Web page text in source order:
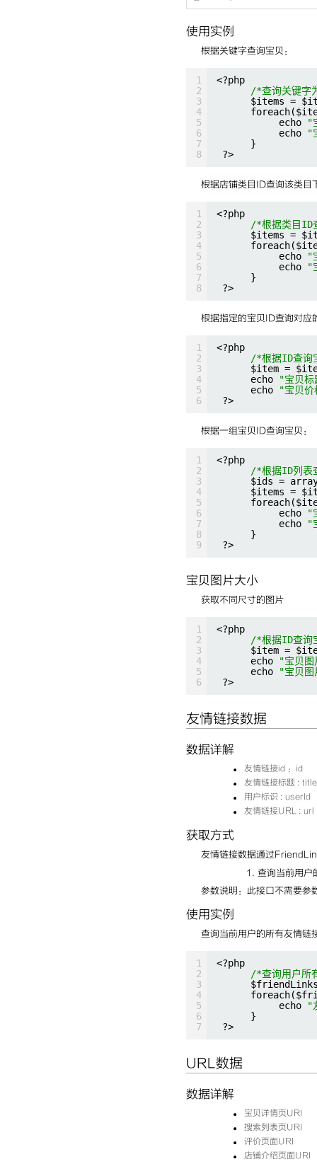
使用实例
根据关键字查询宝贝：
1
2
3
4
5
6
7
8
<?php
/*查询关键字
$items =
echo
"
echo
"
}
?>
根据店铺类目ID查询该类目
1
2
3
4
5
6
7
8
<?php
/*根据类目ID
$items =
echo
"
echo
"
}
?>
根据指定的宝贝ID查询对应
1
2
3
4
5
6
<?php
/*根据ID查询
$item =
echo
"宝贝
echo
"宝贝
?>
根据一组宝贝ID查询宝贝：
1
2
3
4
5
6
7
8
9
<?php
/*根据ID列表
$ids =
$items =
echo
"
echo
"
}
?>
宝贝图片大小
获取不同尺寸的图片
1
2
3
4
5
6
<?php
/*根据ID查询
$item =
echo
"宝贝
echo
"宝贝
?>
友情链接数据
数据详解
友情链接id ：id
友情链接标题 : title
用户标识 : userId
友情链接URL : url
获取方式
友情链接数据通过
查询当前用
参数说明：此接口不需要参
使用实例
查询当前用户的所有友情链
1
2
3
4
5
6
7
<?php
/*查询用户所
echo
"
}
?>
URL数据
数据详解
宝贝详情页URI
搜索列表页URI
评价页面URI
店铺介绍页面URI